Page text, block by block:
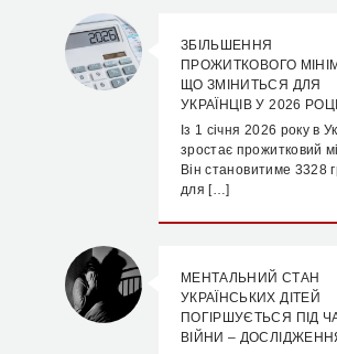
ЗБІЛЬШЕННЯ
ПРОЖИТКОВОГО
ЩО ЗМІНИТЬСЯ ДЛЯ
УКРАЇНЦІВ У 2026 РОЦІ
Із 1 січня 2026 року в
зростає прожитковий
Він становитиме 3328
для […]
МЕНТАЛЬНИЙ СТАН
УКРАЇНСЬКИХ ДІТЕЙ
ПОГІРШУЄТЬСЯ ПІД
ВІЙНИ –